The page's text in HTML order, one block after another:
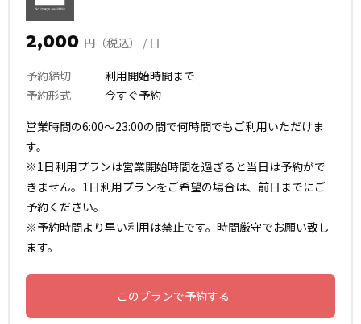
2,000 円（税込） / 日
予約締切 利用開始時間まで
予約形式 今すぐ予約
営業時間の6:00〜23:00の間で何時間でもご利用いただけま
す。
※1日利用プランは営業開始時間を過ぎると当日は予約がで
きません。1日利用プランをご希望の場合は、前日までにご
予約ください。
※予約時間より早い利用は禁止です。時間厳守でお願い致し
ます。
このプランで予約する